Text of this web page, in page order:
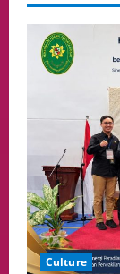
4
5
Culture